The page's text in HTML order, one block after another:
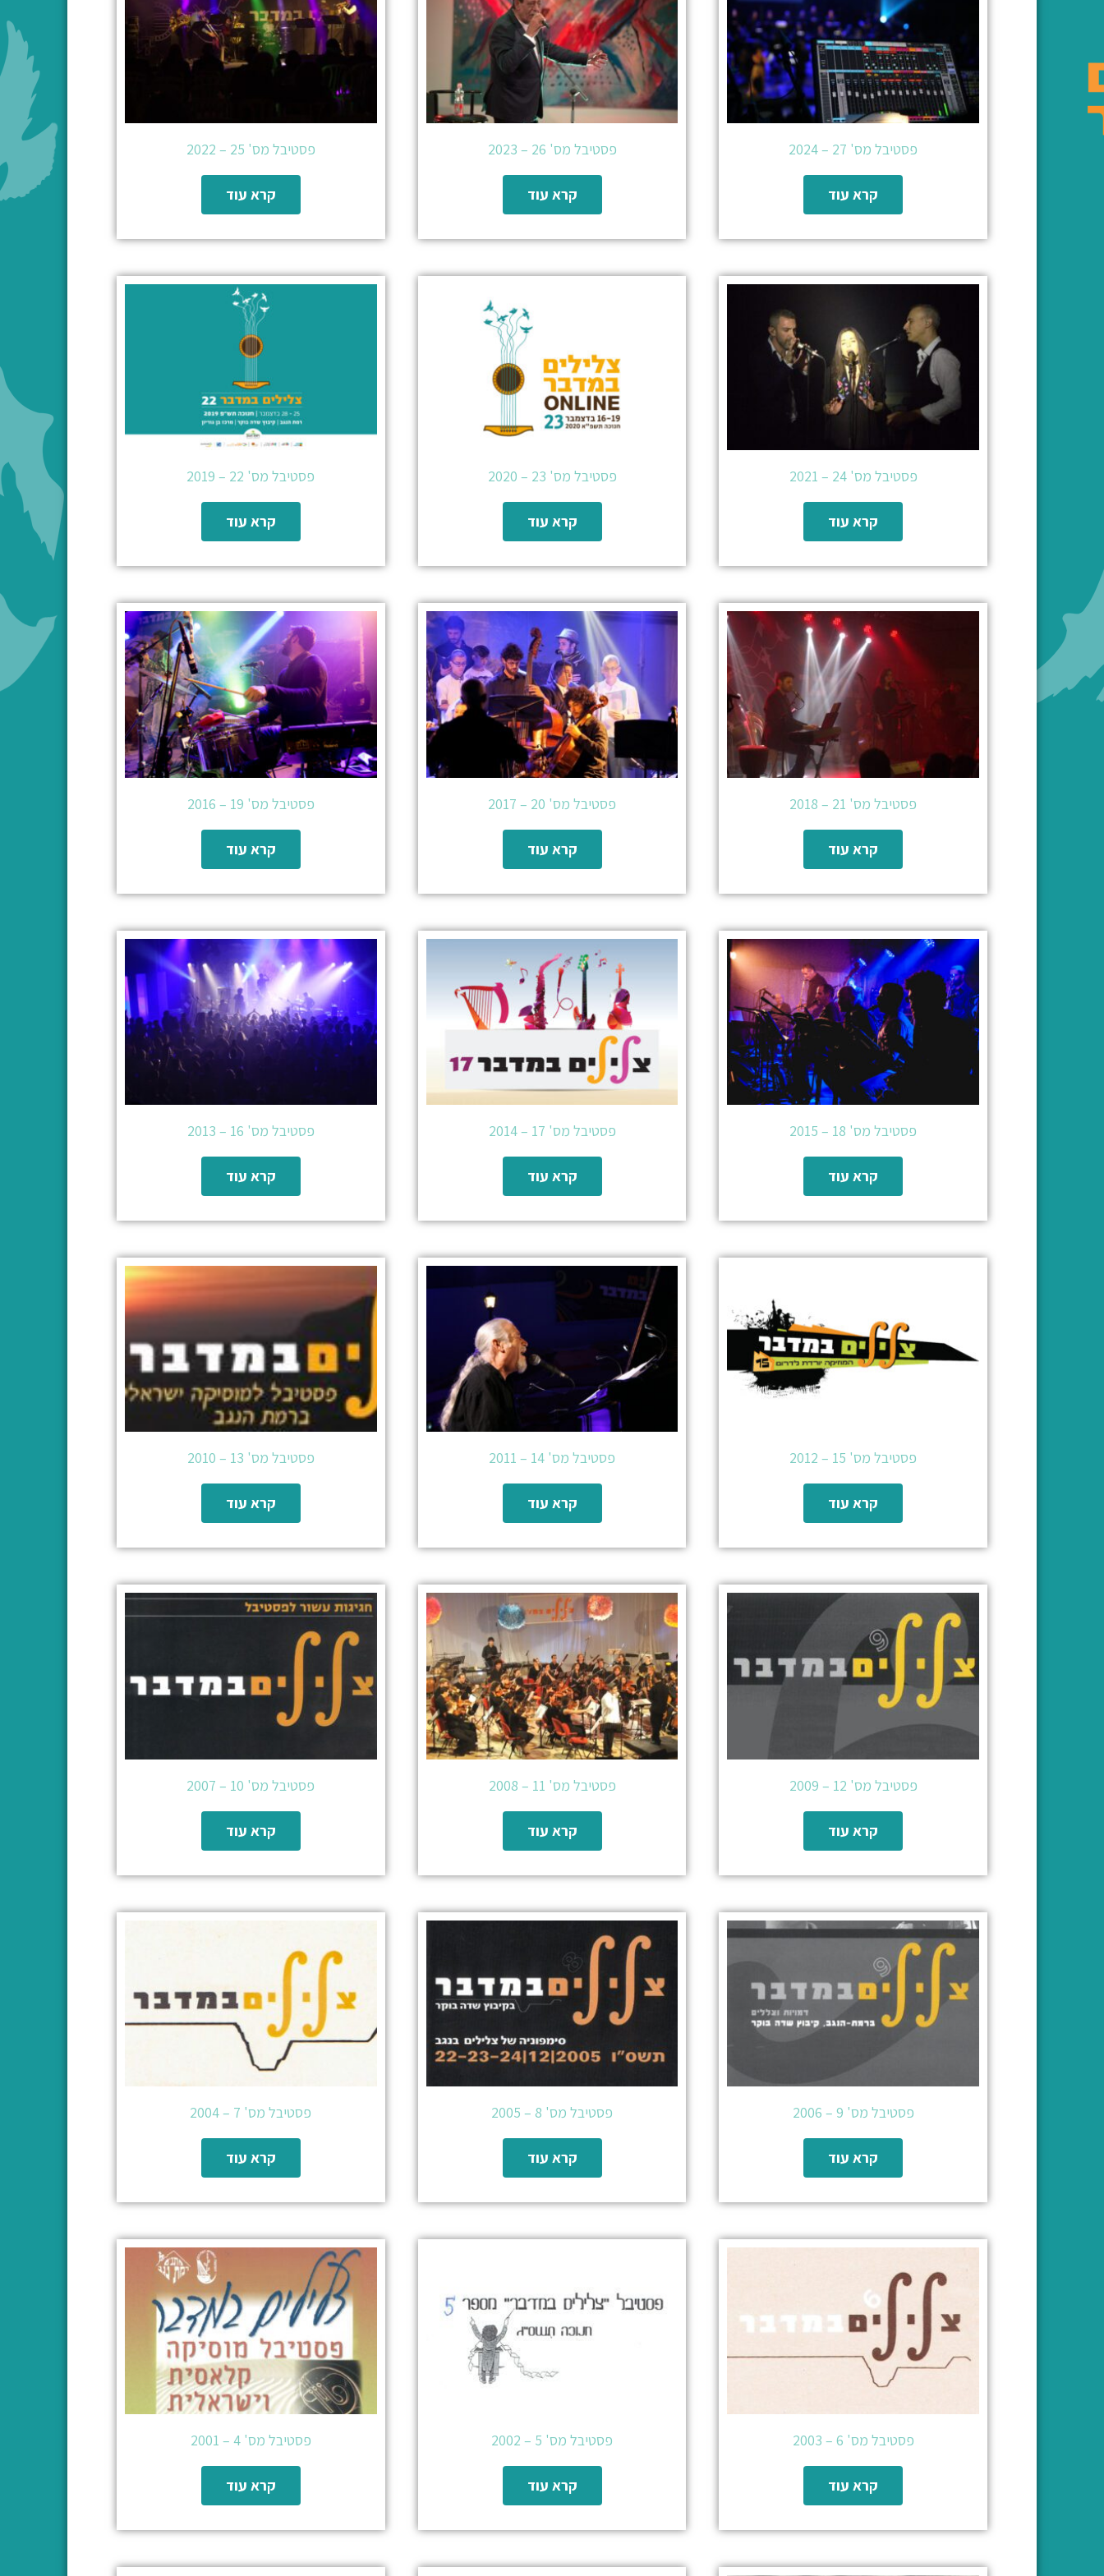
פסטיבל מס' 27 – 2024
קרא עוד
פסטיבל מס' 26 – 2023
קרא עוד
פסטיבל מס' 25 – 2022
קרא עוד
פסטיבל מס' 24 – 2021
קרא עוד
פסטיבל מס' 23 – 2020
קרא עוד
פסטיבל מס' 22 – 2019
קרא עוד
פסטיבל מס' 21 – 2018
קרא עוד
פסטיבל מס' 20 – 2017
קרא עוד
פסטיבל מס' 19 – 2016
קרא עוד
פסטיבל מס' 18 – 2015
קרא עוד
פסטיבל מס' 17 – 2014
קרא עוד
פסטיבל מס' 16 – 2013
קרא עוד
פסטיבל מס' 15 – 2012
קרא עוד
פסטיבל מס' 14 – 2011
קרא עוד
פסטיבל מס' 13 – 2010
קרא עוד
פסטיבל מס' 12 – 2009
קרא עוד
פסטיבל מס' 11 – 2008
קרא עוד
פסטיבל מס' 10 – 2007
קרא עוד
פסטיבל מס' 9 – 2006
קרא עוד
פסטיבל מס' 8 – 2005
קרא עוד
פסטיבל מס' 7 – 2004
קרא עוד
פסטיבל מס' 6 – 2003
קרא עוד
פסטיבל מס' 5 – 2002
קרא עוד
פסטיבל מס' 4 – 2001
קרא עוד